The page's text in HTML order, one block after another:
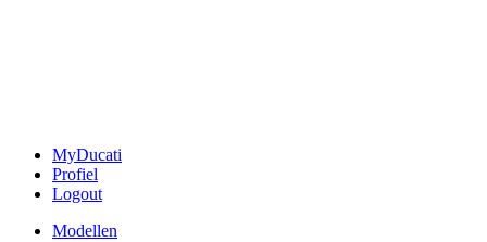
MyDucati
Profiel
Logout
Modellen